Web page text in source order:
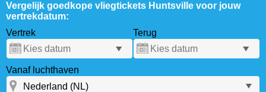
Vergelijk goedkope vliegtickets Huntsville voor jouw
vertrekdatum:
Vertrek
Terug
Vanaf luchthaven